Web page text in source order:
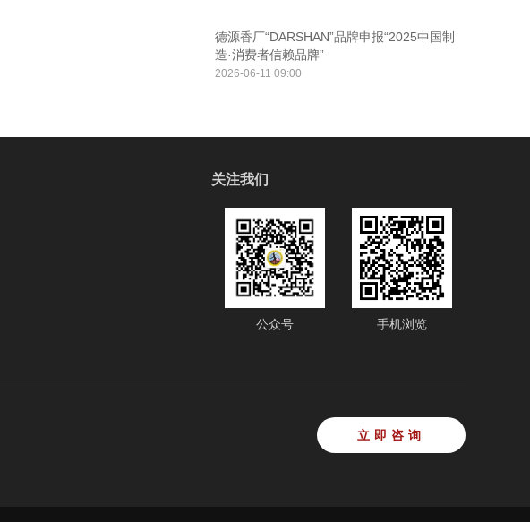
德源香厂“DARSHAN”品牌申报“2025中国制
造·消费者信赖品牌”
2026-06-11 09:00
关注我们
公众号 手机浏览
立即咨询